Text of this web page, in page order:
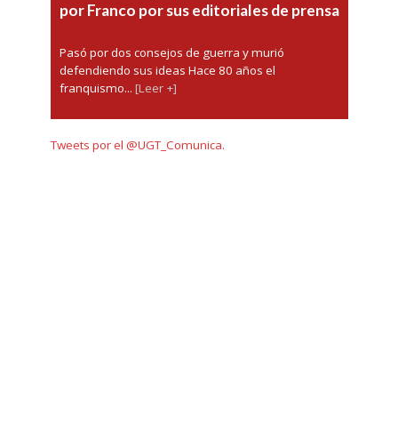
por Franco por sus editoriales de prensa
Pasó por dos consejos de guerra y murió
defendiendo sus ideas Hace 80 años el
franquismo... [Leer +]
Tweets por el @UGT_Comunica.